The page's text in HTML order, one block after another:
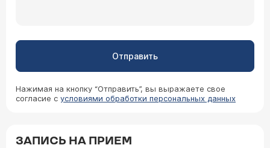
Отправить
Нажимая на кнопку “Отправить”, вы выражаете свое
согласие с условиями обработки персональных данных
ЗАПИСЬ НА ПРИЕМ